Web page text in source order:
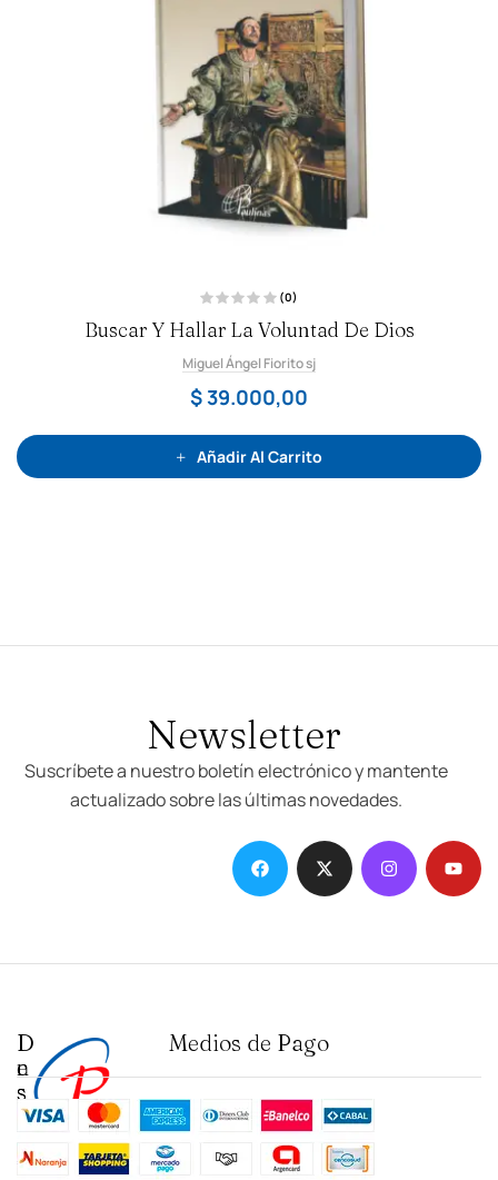
a
l
r
a
d
o
n
0
d
(0)
Buscar Y Hallar La Voluntad De Dios
Miguel Ángel Fiorito sj
$39.000,00
Añadir Al Carrito
Newsletter
Suscríbete a nuestro boletín electrónico y mantente
actualizado sobre las últimas novedades.
D
e
s
t
a
c
I
n
s
t
i
t
Medios de Pago